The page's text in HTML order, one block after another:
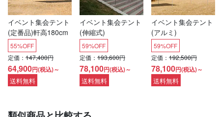
イベント集会テント
(定番品)軒高180cm
55%OFF
定価： 147,400円
64,900円(税込)～
送料無料
イベント集会テント
(伸縮式)
59%OFF
定価： 193,600円
78,100円(税込)～
送料無料
イベント集会テント
(アルミ)
59%OFF
定価： 192,500円
78,100円(税込)～
送料無料